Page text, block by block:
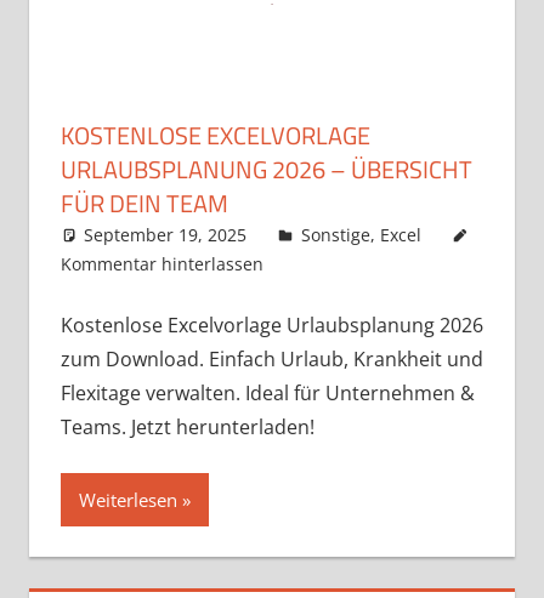
KOSTENLOSE EXCELVORLAGE
URLAUBSPLANUNG 2026 – ÜBERSICHT
FÜR DEIN TEAM
September 19, 2025 k-o-v
Sonstige, Excel
Kommentar hinterlassen
Kostenlose Excelvorlage Urlaubsplanung 2026
zum Download. Einfach Urlaub, Krankheit und
Flexitage verwalten. Ideal für Unternehmen &
Teams. Jetzt herunterladen!
Weiterlesen